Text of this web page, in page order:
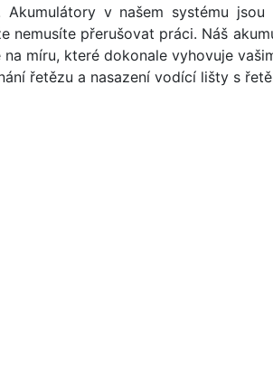
v našem systému
nemusíte přerušovat práci. Náš
míru, které dokonale vyhovuje
řetězu a nasazení vodící lišty s